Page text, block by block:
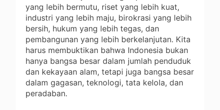
yang lebih bermutu, riset yang lebih kuat,
industri yang lebih maju, birokrasi yang lebih
bersih, hukum yang lebih tegas, dan
pembangunan yang lebih berkelanjutan. Kita
harus membuktikan bahwa Indonesia bukan
hanya bangsa besar dalam jumlah penduduk
dan kekayaan alam, tetapi juga bangsa besar
dalam gagasan, teknologi, tata kelola, dan
peradaban.